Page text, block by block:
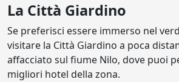
La Città Giardino
Se preferisci essere immerso nel
visitare la Città Giardino a poca
affacciato sul fiume Nilo, dove puoi
migliori hotel della zona.